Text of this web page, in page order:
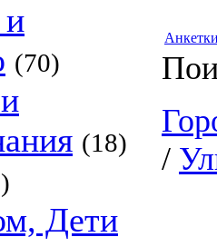
(70)
(18)
Дети
/